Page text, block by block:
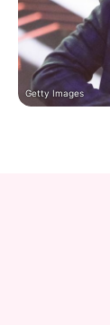
Getty Images